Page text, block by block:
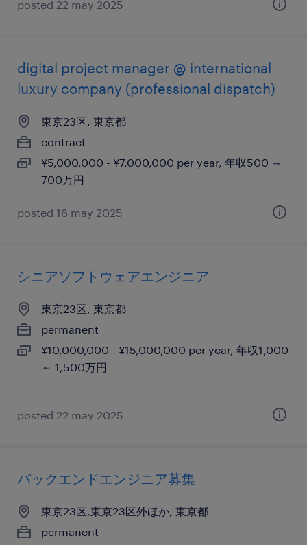
posted 22 may 2025
digital project manager @ international
luxury company (professional dispatch)
東京23区, 東京都
contract
¥5,000,000 - ¥7,000,000 per year, 年収500 ～
700万円
posted 16 may 2025
シニアソフトウェアエンジニア
東京23区, 東京都
permanent
¥10,000,000 - ¥15,000,000 per year, 年収1,000
～ 1,500万円
posted 22 may 2025
バックエンドエンジニア募集
東京23区,東京23区外ほか, 東京都
permanent